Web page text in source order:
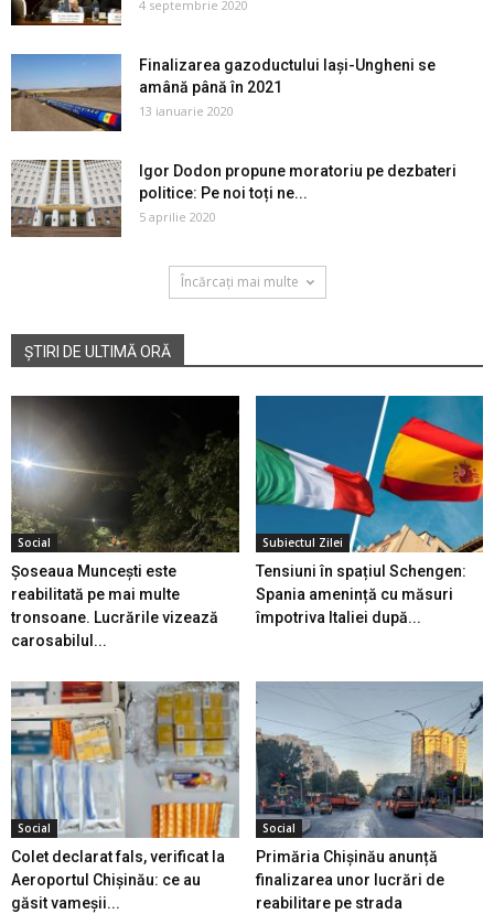
4 septembrie 2020
Finalizarea gazoductului Iaşi-Ungheni se
amână până în 2021
13 ianuarie 2020
Igor Dodon propune moratoriu pe dezbateri
politice: Pe noi toți ne...
5 aprilie 2020
Încărcați mai multe
ȘTIRI DE ULTIMĂ ORĂ
Social
Șoseaua Muncești este
reabilitată pe mai multe
tronsoane. Lucrările vizează
carosabilul...
Subiectul Zilei
Tensiuni în spațiul Schengen:
Spania amenință cu măsuri
împotriva Italiei după...
Social
Colet declarat fals, verificat la
Aeroportul Chișinău: ce au
găsit vameșii...
Social
Primăria Chișinău anunță
finalizarea unor lucrări de
reabilitare pe strada